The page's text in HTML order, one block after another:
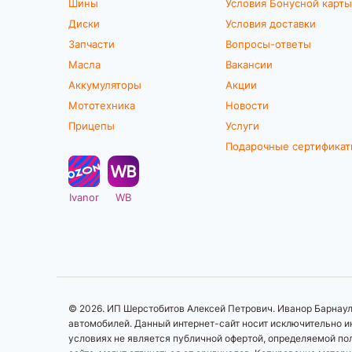
Bosco A/T V-237
Bosco Nordico V-523
Bosco S/T V-526
Brina Nordico V-522
Character Aqua Suv (Nordman S2
SUV)
Character Eco (Nordman SX3)
Шины
Диски
Запчасти
Масла
Аккумуляторы
Мототехника
Прицепы
Ivanor WB
Условия Бонусной карты
Условия доставки
Вопросы-ответы
Вакансии
Акции
Новости
Услуги
Подарочные
© 2026. ИП Шерстобитов Алексей Петрович. Иванор
автомобилей. Данный интернет-сайт носит исключительно
условиях не является публичной офертой, определяемой